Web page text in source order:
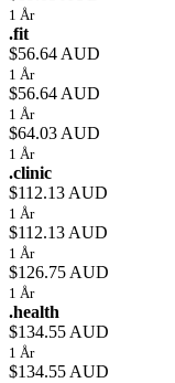
1 År
.fit
$56.64 AUD
1 År
$56.64 AUD
1 År
$64.03 AUD
1 År
.clinic
$112.13 AUD
1 År
$112.13 AUD
1 År
$126.75 AUD
1 År
.health
$134.55 AUD
1 År
$134.55 AUD